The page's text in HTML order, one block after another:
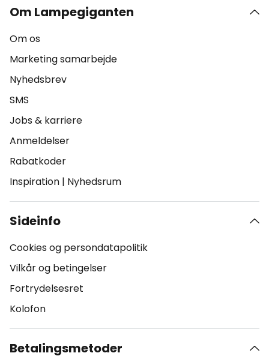
Om Lampegiganten
Om os
Marketing samarbejde
Nyhedsbrev
SMS
Jobs & karriere
Anmeldelser
Rabatkoder
Inspiration | Nyhedsrum
Sideinfo
Cookies og persondatapolitik
Vilkår og betingelser
Fortrydelsesret
Kolofon
Betalingsmetoder